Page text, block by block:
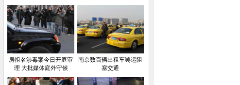
房祖名涉毒案今日开庭审
理 大批媒体庭外守候
南京数百辆出租车罢运阻
塞交通